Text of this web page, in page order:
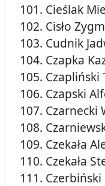
101. Cieślak
102. Cisło
103. Cudnik
104. Czapka
105. Czapliński
106. Czapski
107. Czarnecki
108.
109. Czekała
110. Czekała
111.